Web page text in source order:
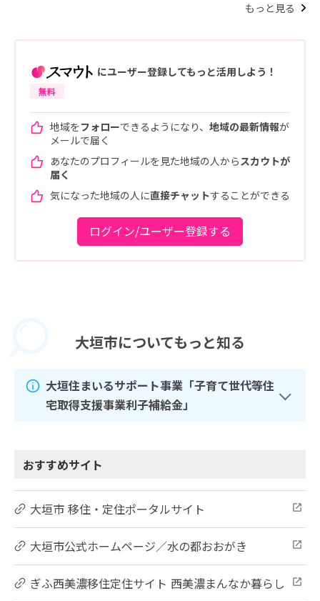
もっと見る
にユーザー登録してもっと活用しよう！
無料
地域をフォローできるようになり、 地域の最新情報が
メールで届く
あなたのプロフィールを見た地域の人から スカウトが
届く
気になった地域の人に直接チャットすることができる
ログイン/ユーザー登録する
大垣市についてもっと知る
大垣住まいるサポート事業「子育て世代等住
宅取得支援事業利子補給金」
おすすめサイト
大垣市 移住・定住ポータルサイト
大垣市公式ホームページ／水の都おおがき
ぎふ西美濃移住定住サイト 西美濃まんなか暮らし